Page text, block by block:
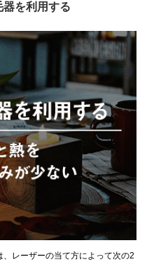
を利用する
レーザーの当て方によって次の2